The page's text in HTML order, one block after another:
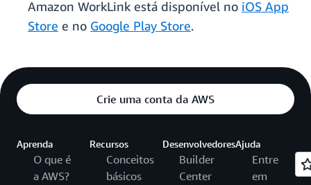
Amazon WorkLink está disponível no iOS App
Store e no Google Play Store.
Crie uma conta da AWS
Aprenda
O que é
a AWS?
Recursos
Conceitos
básicos
Desenvolvedores
Builder
Center
Ajuda
Entre
em